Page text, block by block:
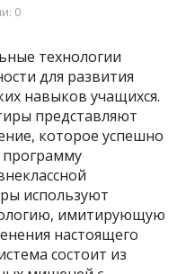
0
технологии
для развития
навыков учащихся.
представляют
которое успешно
используют
имитирующую
настоящего
состоит из